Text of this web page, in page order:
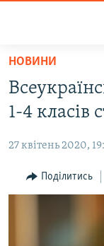
Перейти
основного
матеріалу
до
навігації
Перейти
ВОДА.КРИМ
ПОЛІТИКА
БЛОГИ
НОВИНИ
1-4 класів
27 квітень 2020,
Поділитись